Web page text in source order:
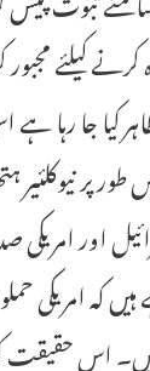
کرنے کیلئے
کیا جا رہا
نیوکلئیر
اور امریکی
ہیں کہ
ہیں۔ اس